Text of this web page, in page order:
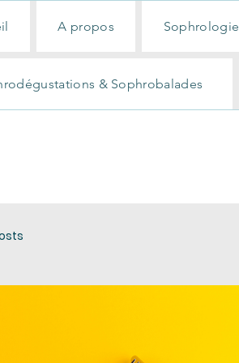
A propos Sophrologie
& Sophrobalades